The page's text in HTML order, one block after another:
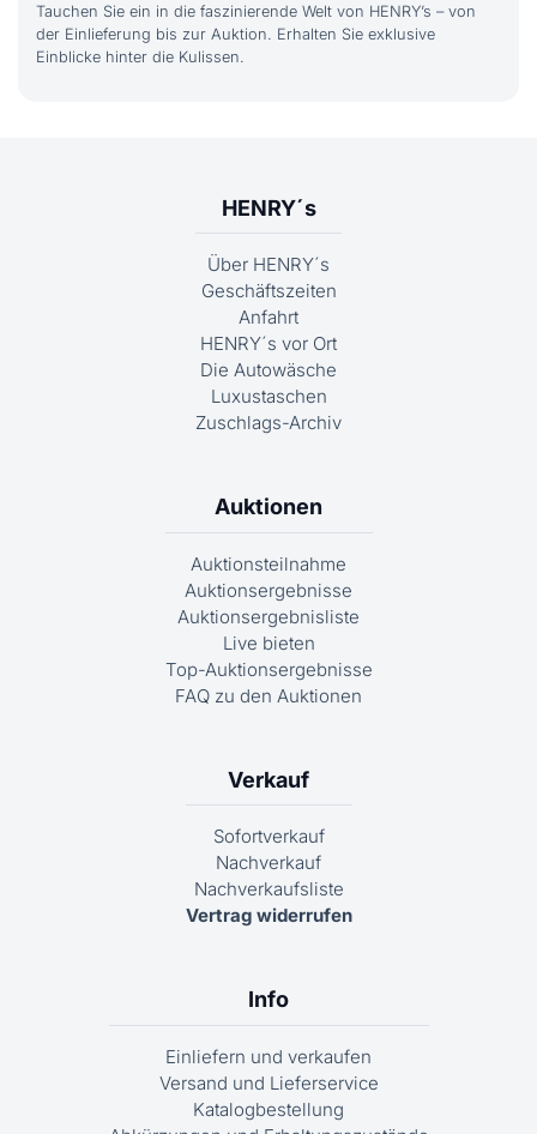
Tauchen Sie ein in die faszinierende Welt von HENRY’s – von
der Einlieferung bis zur Auktion. Erhalten Sie exklusive
Einblicke hinter die Kulissen.
HENRY´s
Über HENRY´s
Geschäftszeiten
Anfahrt
HENRY´s vor Ort
Die Autowäsche
Luxustaschen
Zuschlags-Archiv
Auktionen
Auktionsteilnahme
Auktionsergebnisse
Auktionsergebnisliste
Live bieten
Top-Auktionsergebnisse
FAQ zu den Auktionen
Verkauf
Sofortverkauf
Nachverkauf
Nachverkaufsliste
Vertrag widerrufen
Info
Einliefern und verkaufen
Versand und Lieferservice
Katalogbestellung